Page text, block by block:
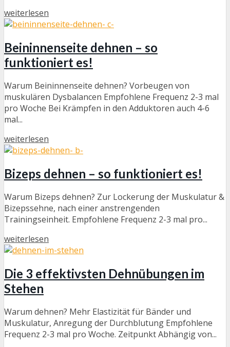
weiterlesen
Beininnenseite dehnen – so
funktioniert es!
Warum Beininnenseite dehnen? Vorbeugen von
muskulären Dysbalancen Empfohlene Frequenz 2-3 mal
pro Woche Bei Krämpfen in den Adduktoren auch 4-6
mal...
weiterlesen
Bizeps dehnen – so funktioniert es!
Warum Bizeps dehnen? Zur Lockerung der Muskulatur &
Bizepssehne, nach einer anstrengenden
Trainingseinheit. Empfohlene Frequenz 2-3 mal pro...
weiterlesen
Die 3 effektivsten Dehnübungen im
Stehen
Warum dehnen? Mehr Elastizität für Bänder und
Muskulatur, Anregung der Durchblutung Empfohlene
Frequenz 2-3 mal pro Woche. Zeitpunkt Abhängig von...